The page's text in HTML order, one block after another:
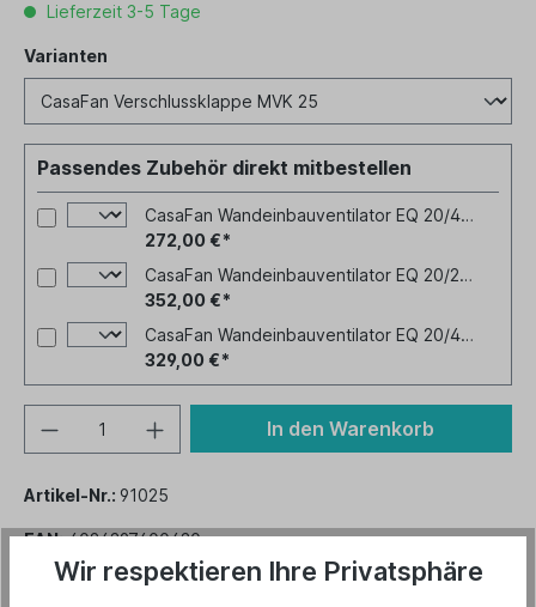
Lieferzeit 3-5 Tage
Varianten
Passendes Zubehör direkt mitbestellen
CasaFan Wandeinbauventilator EQ 20/4 M - 230V-50/60Hz
272,00 €*
CasaFan Wandeinbauventilator EQ 20/2 M - 230V-50/60Hz
352,00 €*
CasaFan Wandeinbauventilator EQ 20/4 T - 400V-50/60Hz
329,00 €*
In den Warenkorb
Artikel-Nr.: 91025
EAN:4024397400430
Wir respektieren Ihre Privatsphäre